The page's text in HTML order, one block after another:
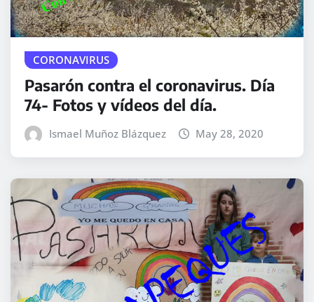
CORONAVIRUS
Pasarón contra el coronavirus. Día
74- Fotos y vídeos del día.
Ismael Muñoz Blázquez May 28, 2020